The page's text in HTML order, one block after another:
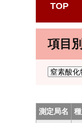
TOP
項目
測定局名